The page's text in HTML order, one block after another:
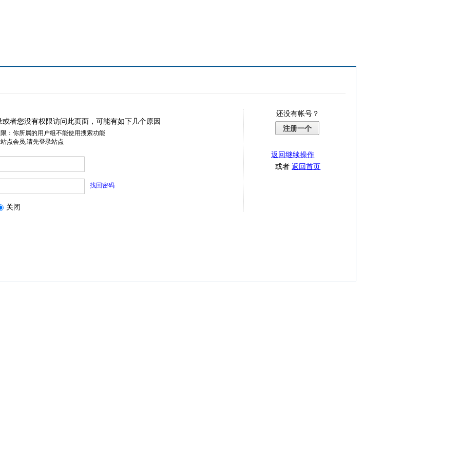
或者您没有权限访问此页面，可能有如下几个原因
：你所属的用户组不能使用搜索功能
点会员,请先登录站点
找回密码
关闭
还没有帐号？
注册一个
返回继续操作
或者返回首页